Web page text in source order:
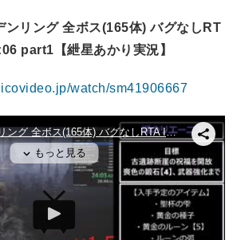
ンリング 全ボス(165体) バグなしRT
part1【紲星あかり実況】
watch/sm41906667